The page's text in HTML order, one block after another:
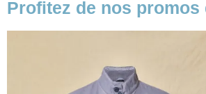
Profitez de nos promos